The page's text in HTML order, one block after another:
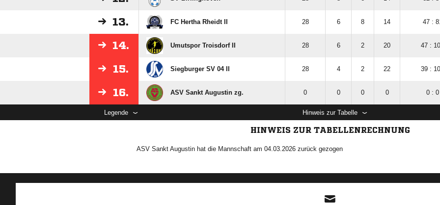
13. FC Hertha Rheidt II 28 6 8 14 47 :
14. Umutspor Troisdorf II 28 6 2 20 47 :
15. Siegburger SV 04 II 28 4 2 22 39 :
16. ASV Sankt Augustin zg. 0 0 0 0 0 : 0
Legende Hinweis zur Tabelle
HINWEIS ZUR TABELLENRECHNUNG
ASV Sankt Augustin hat die Mannschaft am 04.03.2026 zurück gezogen